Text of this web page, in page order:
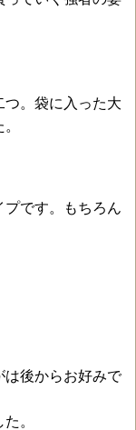
つ。袋に入った大
プです。もちろん
は後からお好みで
。